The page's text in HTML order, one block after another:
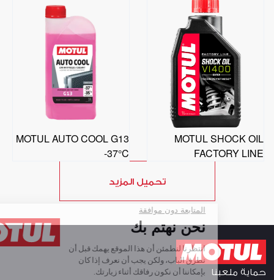
MOTUL SHOCK OIL
FACTORY LINE
MOTUL AUTO COOL G13
-37°C
تحميل المزيد
حماية ملعبنا